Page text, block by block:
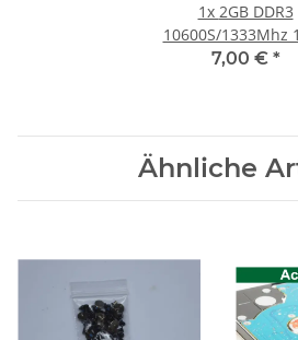
1x 2GB DDR3
10600S/1333Mhz
Notebook SO-DIMM
7,00 € *
Ähnliche